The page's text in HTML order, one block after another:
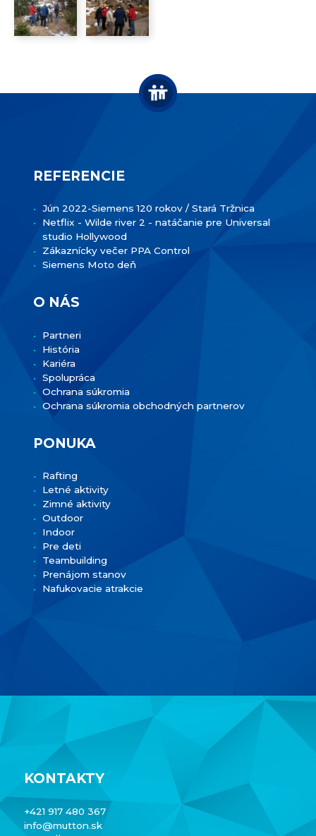
KONTAKTY
+421 917 480 367
info@mutton.sk
REFERENCIE
Jún 2022-Siemens 120 rokov / Stará Tržnica
Netflix - Wilde river 2 - natáčanie pre Universal
studio Hollywood
Zákaznícky večer PPA Control
Siemens Moto deň
O NÁS
Partneri
História
Kariéra
Spolupráca
Ochrana súkromia
Ochrana súkromia obchodných partnerov
PONUKA
Rafting
Letné aktivity
Zimné aktivity
Outdoor
Indoor
Pre deti
Teambuilding
Prenájom stanov
Nafukovacie atrakcie